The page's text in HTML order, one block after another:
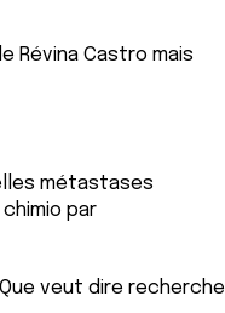
Révina Castro mais
métastases
par
veut dire recherche